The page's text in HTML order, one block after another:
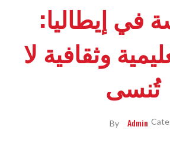
في إيطاليا:
وثقافية لا
تُنسى
By Admin